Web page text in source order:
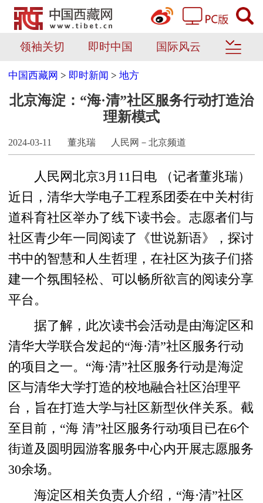
领袖关切 即时中国 国际风云
中国西藏网 > 即时新闻 >地方
北京海淀：“海·清”社区服务行动打造治
理新模式
2024-03-11 董兆瑞 人民网－北京频道
人民网北京3月11日电 （记者董兆瑞）
近日，清华大学电子工程系团委在中关村街
道科育社区举办了线下读书会。志愿者们与
社区青少年一同阅读了《世说新语》，探讨
书中的智慧和人生哲理，在社区为孩子们搭
建一个氛围轻松、可以畅所欲言的阅读分享
平台。
据了解，此次读书会活动是由海淀区和
清华大学联合发起的“海·清”社区服务行动
的项目之一。“海·清”社区服务行动是海淀
区与清华大学打造的校地融合社区治理平
台，旨在打造大学与社区新型伙伴关系。截
至目前，“海 清”社区服务行动项目已在6个
街道及圆明园游客服务中心内开展志愿服务
30余场。
海淀区相关负责人介绍，“海·清”社区